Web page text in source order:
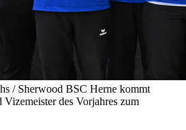
/ Sherwood BSC Herne kommt
des Vorjahres zum